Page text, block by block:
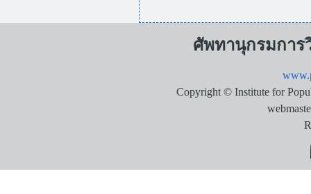
ศัพทานุกรมการ
Copyright © Institute for